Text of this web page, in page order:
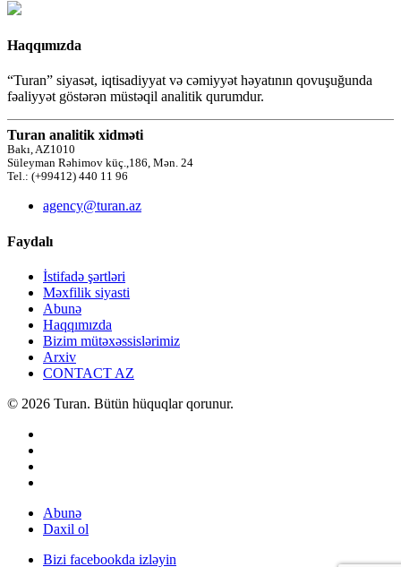
Haqqımızda
“Turan” siyasət, iqtisadiyyat və cəmiyyət həyatının qovuşuğunda
fəaliyyət göstərən müstəqil analitik qurumdur.
Turan analitik xidməti
Bakı, AZ1010
Süleyman Rəhimov küç.,186, Mən. 24
Tel.: (+99412) 440 11 96
agency@turan.az
Faydalı
İstifadə şərtləri
Məxfilik siyasti
Abunə
Haqqımızda
Bizim mütəxəssislərimiz
Arxiv
CONTACT AZ
© 2026 Turan. Bütün hüquqlar qorunur.
Abunə
Daxil ol
Bizi facebookda izləyin